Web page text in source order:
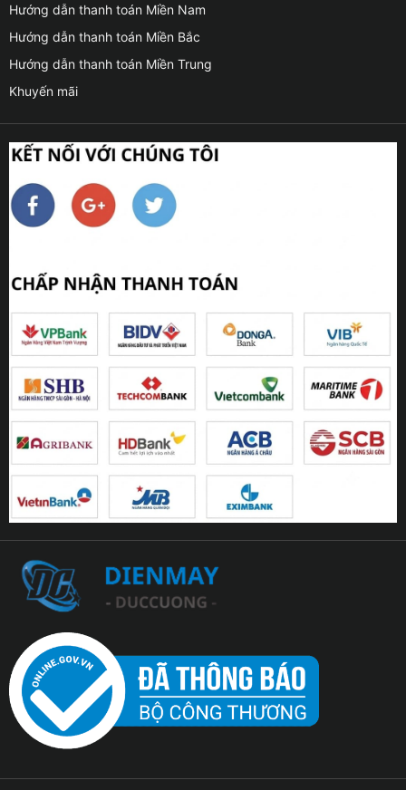
Hướng dẫn thanh toán Miền Nam
Hướng dẫn thanh toán Miền Bắc
Hướng dẫn thanh toán Miền Trung
Khuyến mãi